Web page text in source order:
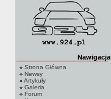
Nawigacja
Strona Główna
Newsy
Artykuły
Galeria
Forum